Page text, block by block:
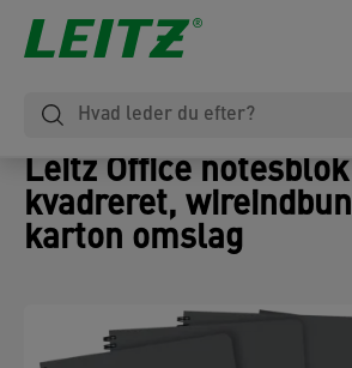
Leitz Office
kvadreret,
karton omslag